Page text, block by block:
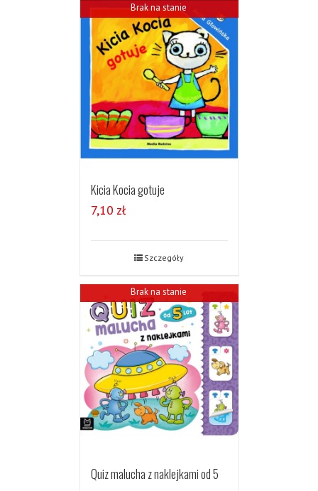
Brak na stanie
Kicia Kocia gotuje
7,10 zł
Szczegóły
Brak na stanie
Quiz malucha z naklejkami od 5